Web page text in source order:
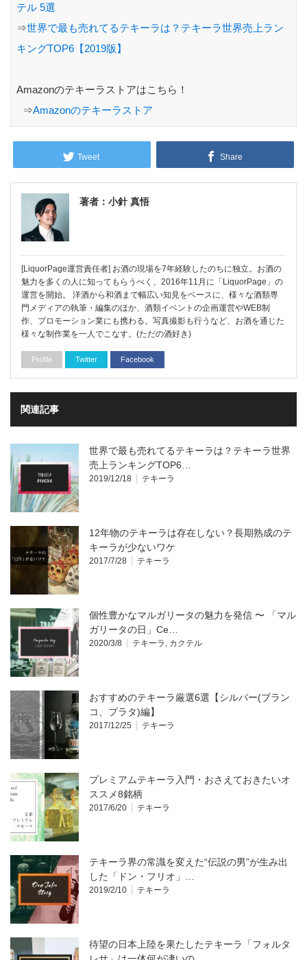
テル 5選
⇒世界で最も売れてるテキーラは？テキーラ世界売上ラン
キングTOP6【2019版】
Amazonのテキーラストアはこちら！
⇒Amazonのテキーラストア
Tweet Share
著者：小針 真悟
[LiquorPage運営責任者] お酒の現場を7年経験したのちに独立。お酒の
魅力を多くの人に知ってもらうべく、2016年11月に「LiquorPage」の
運営を開始。 洋酒から和酒まで幅広い知見をベースに、様々な酒類専
門メディアの執筆・編集のほか、酒類イベントの企画運営やWEB制
作、プロモーション業にも携わる。写真撮影も行うなど、お酒を通じた
様々な制作業を一人でこなす。(ただの酒好き)
Profile Twitter Facebook
関連記事
世界で最も売れてるテキーラは？テキーラ世界
売上ランキングTOP6…
2019/12/18 テキーラ
12年物のテキーラは存在しない？長期熟成のテ
キーラが少ないワケ
2017/7/28 テキーラ
個性豊かなマルガリータの魅力を発信 〜 「マル
ガリータの日」Ce…
2020/3/8 テキーラ , カクテル
おすすめのテキーラ厳選6選【シルバー(ブラン
コ、プラタ)編】
2017/12/25 テキーラ
プレミアムテキーラ入門・おさえておきたいオ
ススメ8銘柄
2017/6/20 テキーラ
テキーラ界の常識を変えた“伝説の男”が生み出
した「ドン・フリオ」…
2019/2/10 テキーラ
待望の日本上陸を果たしたテキーラ「フォルタ